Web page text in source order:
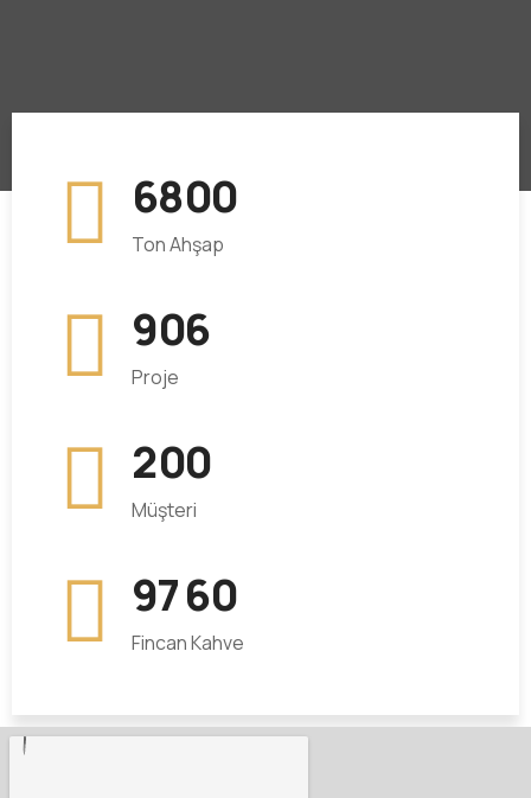
6800
Ton Ahşap
906
Proje
200
Müşteri
9760
Fincan Kahve